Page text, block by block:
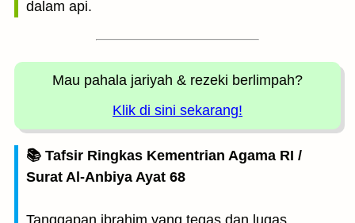
dalam api.
Mau pahala jariyah & rezeki berlimpah?
Klik di sini sekarang!
📚 Tafsir Ringkas Kementrian Agama RI /
Surat Al-Anbiya Ayat 68
Tanggapan ibrahim yang tegas dan lugas